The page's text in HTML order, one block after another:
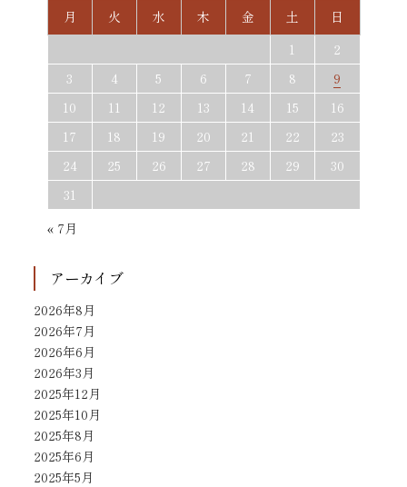
月
火 水 木 金 土
日
1
2
3
4 5 6 7 8
9
10
11 12 13 14 15
16
17
18 19 20 21 22
23
24
25 26 27 28 29
30
31
« 7月
アーカイブ
2026年8月
2026年7月
2026年6月
2026年3月
2025年12月
2025年10月
2025年8月
2025年6月
2025年5月